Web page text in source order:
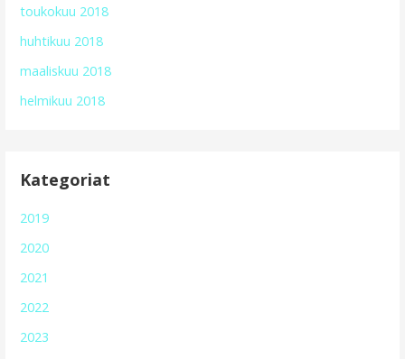
toukokuu 2018
huhtikuu 2018
maaliskuu 2018
helmikuu 2018
Kategoriat
2019
2020
2021
2022
2023